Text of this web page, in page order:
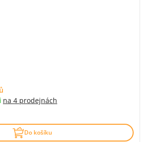
na 4 prodejnách
Do košíku